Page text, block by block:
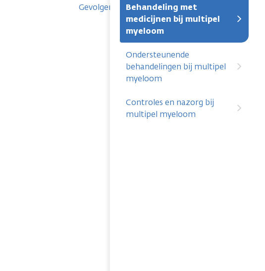
Behandeling met
medicijnen bij multipel
myeloom
Ondersteunende
behandelingen bij multipel
myeloom
Controles en nazorg bij
multipel myeloom
Gevolgen